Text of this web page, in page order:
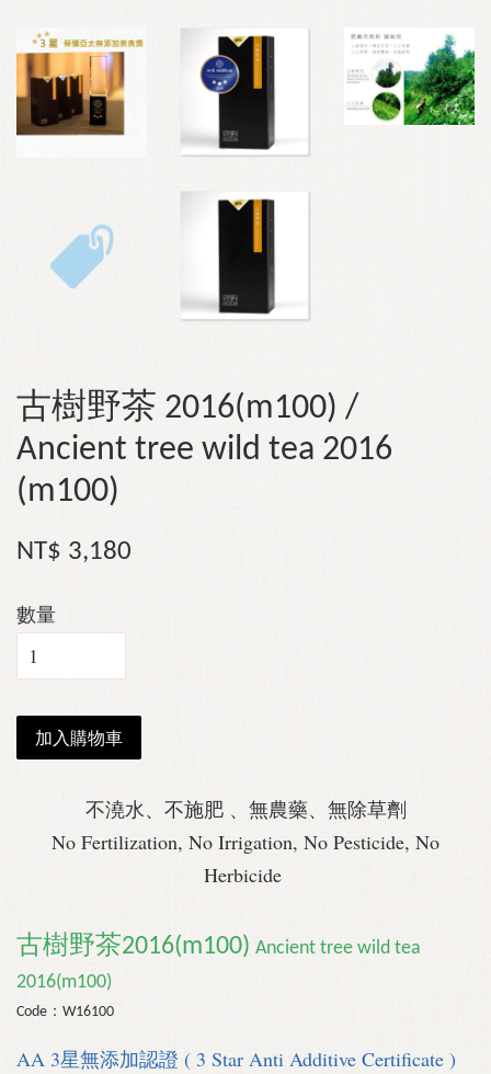
古樹野茶 2016(m100) /
Ancient tree wild tea 2016
(m100)
NT$ 3,180
數量
加入購物車
不澆水、不施肥 、無農藥、無除草劑
No Fertilization, No Irrigation, No Pesticide, No
Herbicide
古樹野茶2016(m100) Ancient tree wild tea
2016(m100)
Code：W16100
AA 3星無添加認證 ( 3 Star Anti Additive Certificate )